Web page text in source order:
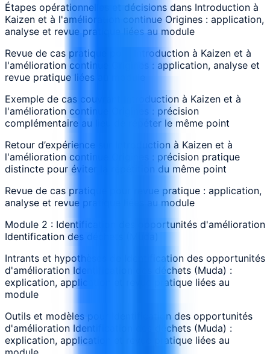
Étapes opérationnelles et décisions dans Introduction à
Kaizen et à l'amélioration continue Origines : application,
analyse et revue pratique liées au module
Revue de cas pratique pour Introduction à Kaizen et à
l'amélioration continue Origines : application, analyse et
revue pratique liées au module
Exemple de cas couvrant Introduction à Kaizen et à
l'amélioration continue Origines : précision
complémentaire au lieu de répéter le même point
Retour d’expérience sur Introduction à Kaizen et à
l'amélioration continue Origines : précision pratique
distincte pour éviter la répétition du même point
Revue de cas pratique pour revue pratique : application,
analyse et revue pratique liées au module
Module 2 : Identification des opportunités d'amélioration
Identification des déchets (Muda)
Intrants et hypothèses de Identification des opportunités
d'amélioration Identification des déchets (Muda) :
explication, application et revue pratique liées au
module
Outils et modèles pour Identification des opportunités
d'amélioration Identification des déchets (Muda) :
explication, application et revue pratique liées au